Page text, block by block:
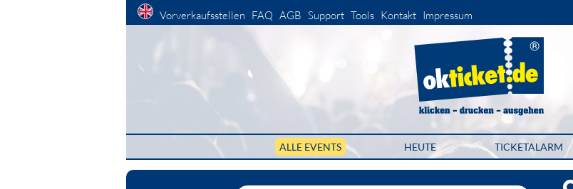
Vorverkaufsstellen FAQ AGB Support Tools Kontakt Impressum
ALLE EVENTS HEUTE TICKETALARM